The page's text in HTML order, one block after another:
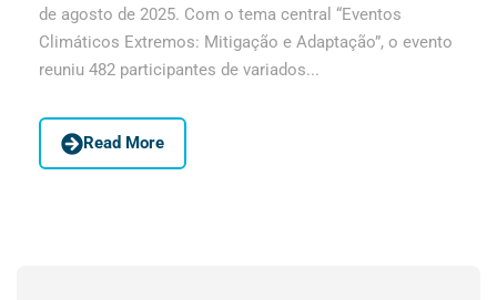
de agosto de 2025. Com o tema central “Eventos
Climáticos Extremos: Mitigação e Adaptação”, o evento
reuniu 482 participantes de variados...
Read More